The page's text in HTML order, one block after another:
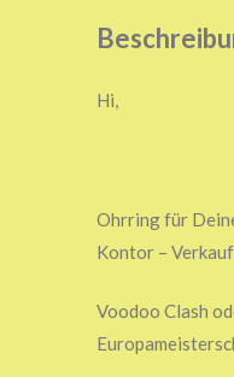
Hi,
Ohrring für
Kontor – Verkauf
Voodoo Clash